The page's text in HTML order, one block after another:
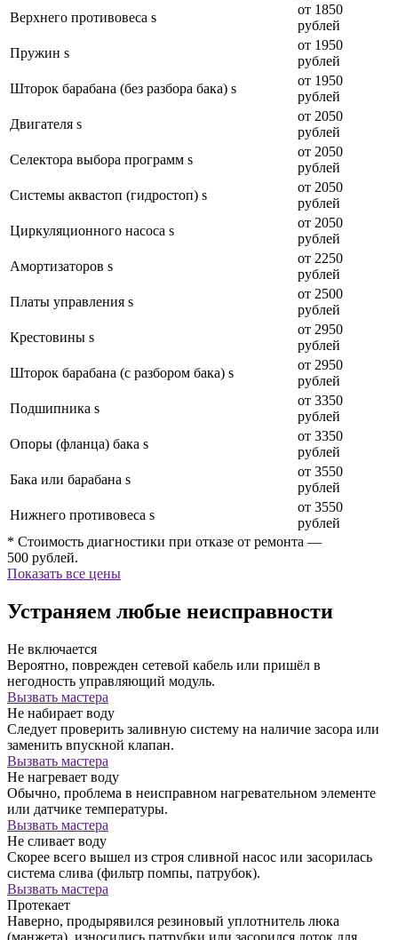
Верхнего противовеса s
от 1850
рублей
Пружин s
от 1950
рублей
Шторок барабана (без разбора бака) s
от 1950
рублей
Двигателя s
от 2050
рублей
Селектора выбора программ s
от 2050
рублей
Системы аквастоп (гидростоп) s
от 2050
рублей
Циркуляционного насоса s
от 2050
рублей
Амортизаторов s
от 2250
рублей
Платы управления s
от 2500
рублей
Крестовины s
от 2950
рублей
Шторок барабана (с разбором бака) s
от 2950
рублей
Подшипника s
от 3350
рублей
Опоры (фланца) бака s
от 3350
рублей
Бака или барабана s
от 3550
рублей
Нижнего противовеса s
от 3550
рублей
* Стоимость диагностики при отказе от ремонта —
500 рублей.
Показать все цены
Устраняем любые неисправности
Не включается
Вероятно, поврежден сетевой кабель или пришёл в
негодность управляющий модуль.
Вызвать мастера
Не набирает воду
Следует проверить заливную систему на наличие засора или
заменить впускной клапан.
Вызвать мастера
Не нагревает воду
Обычно, проблема в неисправном нагревательном элементе
или датчике температуры.
Вызвать мастера
Не сливает воду
Скорее всего вышел из строя сливной насос или засорилась
система слива (фильтр помпы, патрубок).
Вызвать мастера
Протекает
Наверно, продырявился резиновый уплотнитель люка
(манжета), износились патрубки или засорился лоток для